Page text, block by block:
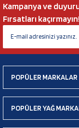
Kampanya ve
Fırsatları kaçırmayın!
POPÜLER MARKALAR
POPÜLER YAĞ